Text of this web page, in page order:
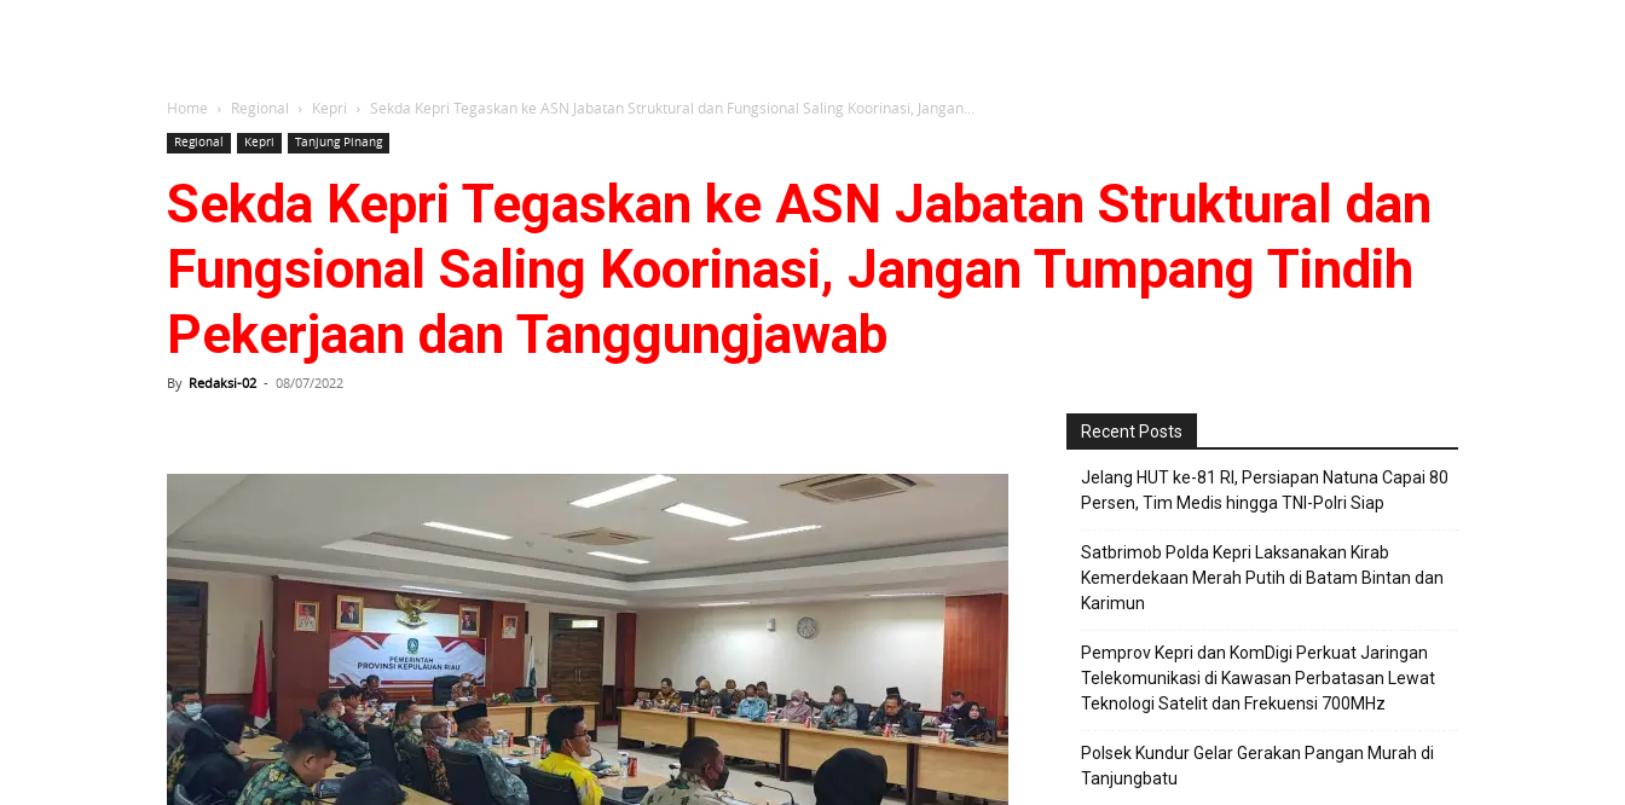
Home Regional Kepri Sekda Kepri Tegaskan ke ASN Jabatan Struktural dan Fungsional Saling Koorinasi, Jangan...
Regional Kepri Tanjung Pinang
Sekda Kepri Tegaskan ke ASN Jabatan Struktural dan
Fungsional Saling Koorinasi, Jangan Tumpang Tindih
Pekerjaan dan Tanggungjawab
By Redaksi-02 - 08/07/2022
Recent Posts
Jelang HUT ke-81 RI, Persiapan Natuna Capai 80
Persen, Tim Medis hingga TNI-Polri Siap
Satbrimob Polda Kepri Laksanakan Kirab
Kemerdekaan Merah Putih di Batam Bintan dan
Karimun
Pemprov Kepri dan KomDigi Perkuat Jaringan
Telekomunikasi di Kawasan Perbatasan Lewat
Teknologi Satelit dan Frekuensi 700MHz
Polsek Kundur Gelar Gerakan Pangan Murah di
Tanjungbatu